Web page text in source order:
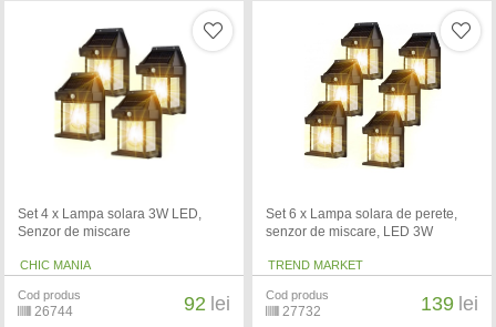
Set 4 x Lampa solara 3W LED,
Senzor de miscare
CHIC MANIA
Cod produs
26744 92 lei
Set 6 x Lampa solara de perete,
senzor de miscare, LED 3W
TREND MARKET
Cod produs
27732 139 lei